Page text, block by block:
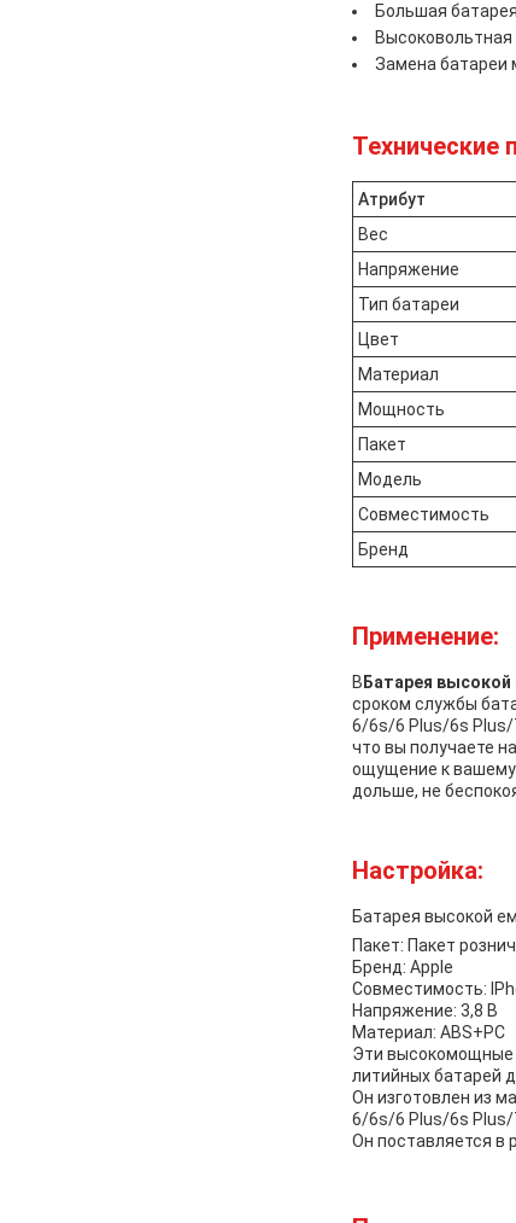
Большая
Замена батареи
Технические
Атрибут
Вес
Напряжение
Тип батареи
Цвет
Материал
Мощность
Пакет
Модель
Совместимость
Бренд
Применение:
В Батарея
сроком службы
6/6s/6 Plus/6s Plus/
что вы получаете
ощущение к
дольше, не
Настройка:
Батарея высокой
Пакет: Пакет
Бренд: Apple
Совместимость:
Напряжение: 3,8 В
Материал: ABS+PC
Эти высокомощные
литийных батарей
Он изготовлен из
6/6s/6 Plus/6s Plus/
Он поставляется в